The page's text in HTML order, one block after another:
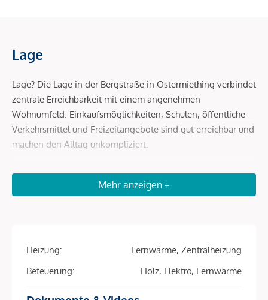
Lage
Lage? Die Lage in der Bergstraße in Ostermiething verbindet
zentrale Erreichbarkeit mit einem angenehmen
Wohnumfeld. Einkaufsmöglichkeiten, Schulen, öffentliche
Verkehrsmittel und Freizeitangebote sind gut erreichbar und
machen den Alltag unkompliziert.
Auch die Nähe zur deutschen Grenze, insbesondere in
Richtung Burghausen, ist ein praktischer Vorteil für alle, die
Beschreibung *
Ein Wohngefühl zum Ankommen
Mehr anzeigen +
Heizung:
Fernwärme, Zentralheizung
Befeuerung:
Holz, Elektro, Fernwärme